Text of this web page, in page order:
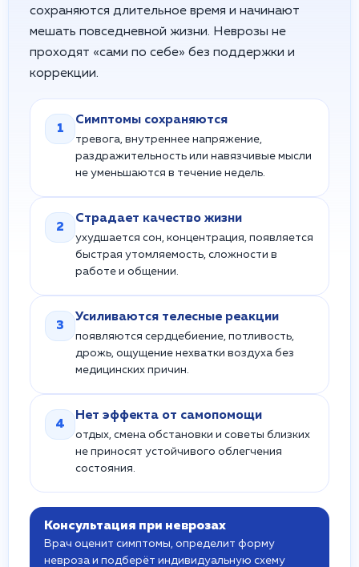
сохраняются длительное время и начинают
мешать повседневной жизни. Неврозы не
проходят «сами по себе» без поддержки и
коррекции.
1
Симптомы сохраняются
тревога, внутреннее напряжение,
раздражительность или навязчивые мысли
не уменьшаются в течение недель.
2
Страдает качество жизни
ухудшается сон, концентрация, появляется
быстрая утомляемость, сложности в
работе и общении.
3
Усиливаются телесные реакции
появляются сердцебиение, потливость,
дрожь, ощущение нехватки воздуха без
медицинских причин.
4
Нет эффекта от самопомощи
отдых, смена обстановки и советы близких
не приносят устойчивого облегчения
состояния.
Консультация при неврозах
Врач оценит симптомы, определит форму
невроза и подберёт индивидуальную схему